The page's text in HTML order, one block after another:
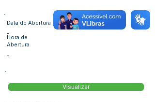
Data de Abertura
-
Hora de
Abertura
-
Visualizar